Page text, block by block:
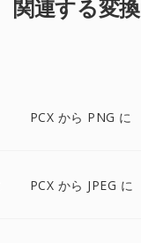
関連する変換
PCX から PNG に
PCX から JPEG に